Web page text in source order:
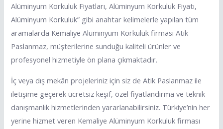
Alüminyum Korkuluk Fiyatları, Alüminyum Korkuluk Fiyatı,
Alüminyum Korkuluk” gibi anahtar kelimelerle yapılan tüm
aramalarda Kemaliye Alüminyum Korkuluk firması Atik
Paslanmaz, müşterilerine sunduğu kaliteli ürünler ve
profesyonel hizmetiyle ön plana çıkmaktadır.
İç veya dış mekân projeleriniz için siz de Atik Paslanmaz ile
iletişime geçerek ücretsiz keşif, özel fiyatlandırma ve teknik
danışmanlık hizmetlerinden yararlanabilirsiniz. Türkiye’nin her
yerine hizmet veren Kemaliye Alüminyum Korkuluk firması